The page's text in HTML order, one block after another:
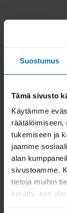
Suostumus
Tämä sivusto
Käytämme
räätälöimiseen,
tukemiseen ja
jaamme
alan
sivustoamme.
tietoja muihin
kerätty, kun